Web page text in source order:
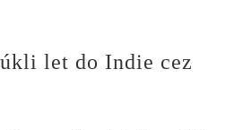
let do Indie cez